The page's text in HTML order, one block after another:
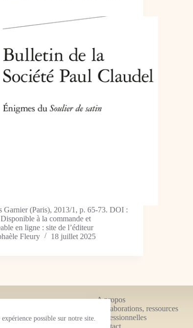
possible sur notre site.
Garnier (Paris), 2013/1, p. 65-73. DOI :
à la commande et
en ligne : site de l’éditeur
Fleury
18 juillet 2025
et
A propos
Collaborations, ressources
professionnelles
Contact